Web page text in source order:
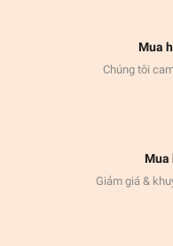
Mua
Chúng tôi
Mua
Giảm giá &